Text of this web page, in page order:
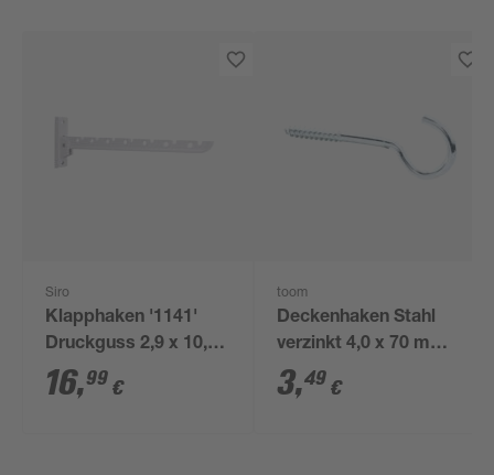
Siro
Klapphaken '1141'
Druckguss 2,9 x 10,9
x 33 cm
16,99 €
toom
Deckenhaken Stahl
verzinkt 4,0 x 70 mm 4
Stück
3,49 €